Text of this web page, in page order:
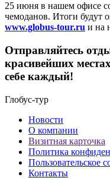
25 июня в нашем офисе
чемоданов. Итоги будут
www.globus-tour.ru и на
Отправляйтесь
красивейших
себе каждый!
Глобус-тур
Новости
О компании
Визитная карточка
Политика
Пользовательское
Контакты